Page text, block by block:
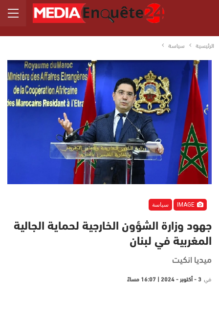
الرئيسية سياسة
سياسة
جهود وزارة الشؤون الخارجية لحماية الجالية
المغربية في لبنان
ميديا انكيت
في 3 - أكتوبر - 2024 | 16:07 مساءً